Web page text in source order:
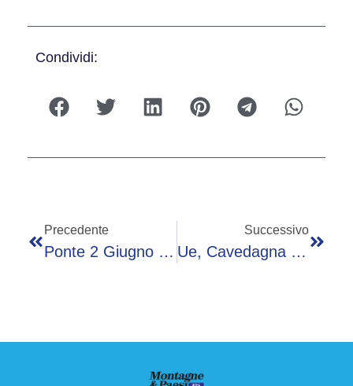
Condividi:
Precedente
Ponte 2 Giugno Viaggio Che Vale Un Mondo Di Incontri E Scoperte, Al Via ‘Anteprima D’estate’
Successivo
Ue, Cavedagna (FdI): “Inserire Moda E Agroalimentare In Iaa”